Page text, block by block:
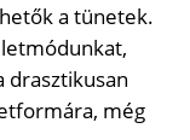
a tünetek.
drasztikusan
még